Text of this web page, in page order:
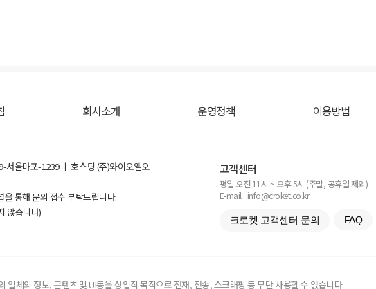
회사소개 운영정책 이용방법
서울마포-1239 ㅣ 호스팅 (주)와이오엘오
통해 문의 접수 부탁드립니다.
않습니다)
고객센터
평일 오전 11시 ~ 오후 5시 (주말, 공휴일 제외)
E-mail : info@croket.co.kr
크로켓 고객센터 문의 FAQ
일체의 정보, 콘텐츠 및 UI등을 상업적 목적으로 전재, 전송, 스크래핑 등 무단 사용할 수 없습니다.